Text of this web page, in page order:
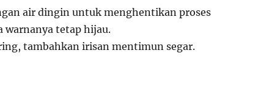
air dingin untuk menghentikan proses
warnanya tetap hijau.
tambahkan irisan mentimun segar.